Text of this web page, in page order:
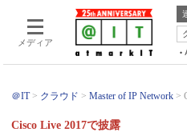
メディア
＠IT クラウド Master of IP Network
Cisco Live 2017で披露